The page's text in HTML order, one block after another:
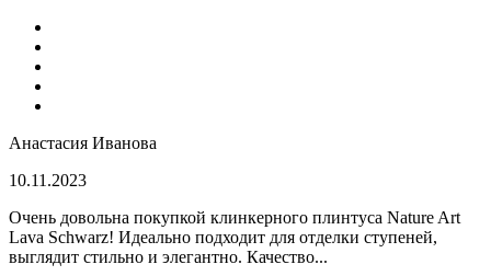
Анастасия Иванова
10.11.2023
Очень довольна покупкой клинкерного плинтуса Nature Art
Lava Schwarz! Идеально подходит для отделки ступеней,
выглядит стильно и элегантно. Качество...